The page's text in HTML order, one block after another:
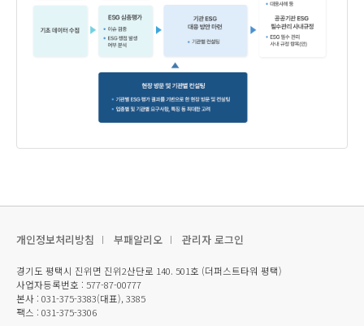
개인정보처리방침 부패알리오 관리자 로그인
경기도 평택시 진위면 진위2산단로 140. 501호 (더퍼스트타워 평택)
사업자등록번호 : 577-87-00777
본사 : 031-375-3383(대표), 3385
팩스 : 031-375-3306